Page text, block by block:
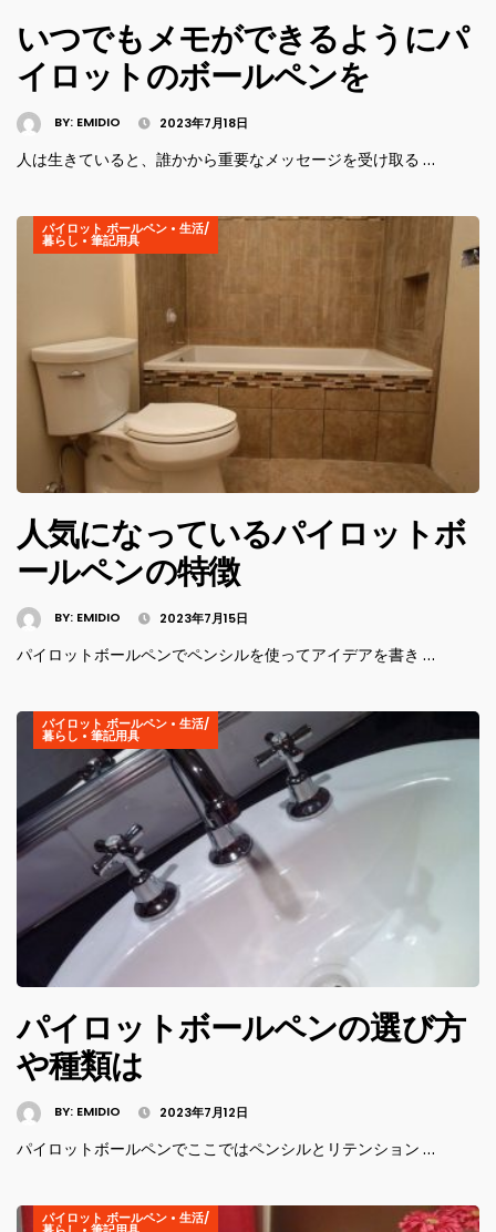
いつでもメモができるようにパ
イロットのボールペンを
BY: EMIDIO 2023年7月18日
人は生きていると、誰かから重要なメッセージを受け取る …
パイロット ボールペン • 生活/
暮らし • 筆記用具
人気になっているパイロットボ
ールペンの特徴
BY: EMIDIO 2023年7月15日
パイロットボールペンでペンシルを使ってアイデアを書き …
パイロット ボールペン • 生活/
暮らし • 筆記用具
パイロットボールペンの選び方
や種類は
BY: EMIDIO 2023年7月12日
パイロットボールペンでここではペンシルとリテンション …
パイロット ボールペン • 生活/